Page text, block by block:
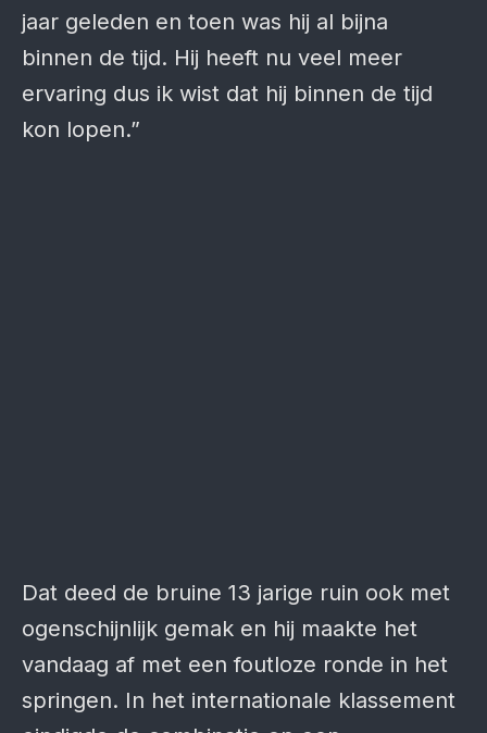
jaar geleden en toen was hij al bijna
binnen de tijd. Hij heeft nu veel meer
ervaring dus ik wist dat hij binnen de tijd
kon lopen.”
Dat deed de bruine 13 jarige ruin ook met
ogenschijnlijk gemak en hij maakte het
vandaag af met een foutloze ronde in het
springen. In het internationale klassement